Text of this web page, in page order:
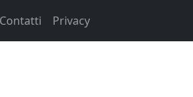
Contatti Privacy